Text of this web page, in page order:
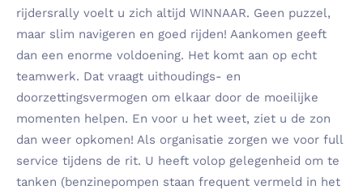
rijdersrally voelt u zich altijd WINNAAR. Geen puzzel,
maar slim navigeren en goed rijden! Aankomen geeft
dan een enorme voldoening. Het komt aan op echt
teamwerk. Dat vraagt uithoudings- en
doorzettingsvermogen om elkaar door de moeilijke
momenten helpen. En voor u het weet, ziet u de zon
dan weer opkomen! Als organisatie zorgen we voor full
service tijdens de rit. U heeft volop gelegenheid om te
tanken (benzinepompen staan frequent vermeld in het